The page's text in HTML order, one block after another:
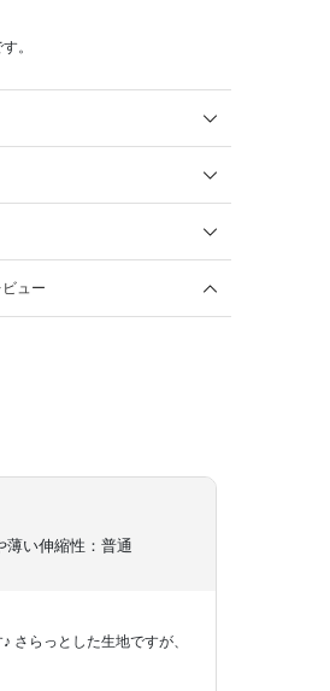
。
ュー
薄い伸縮性：普通
さらっとした生地ですが、